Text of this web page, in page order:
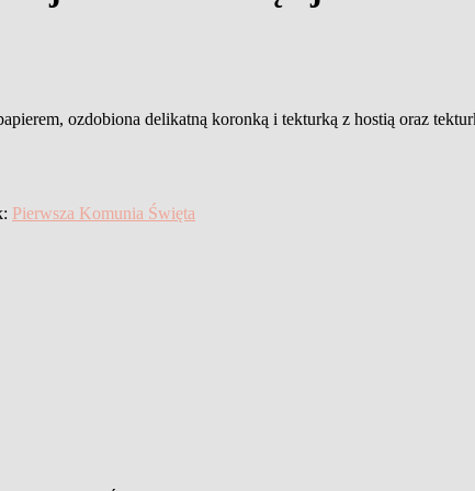
ozdobiona delikatną koronką i tekturką z hostią oraz
Pierwsza Komunia Święta